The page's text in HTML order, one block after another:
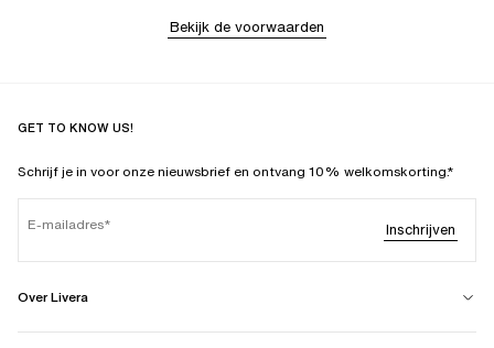
Bekijk de voorwaarden
GET TO KNOW US!
Schrijf je in voor onze nieuwsbrief en ontvang 10% welkomskorting.*
E-mailadres Inschrijven
Over Livera